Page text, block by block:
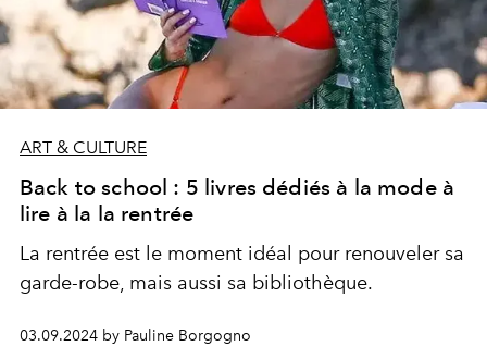
ART & CULTURE
Back to school : 5 livres dédiés à la mode à
lire à la la rentrée
La rentrée est le moment idéal pour renouveler sa
garde-robe, mais aussi sa bibliothèque.
03.09.2024 by Pauline Borgogno